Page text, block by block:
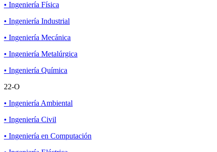
• Ingeniería Física
• Ingeniería Industrial
• Ingeniería Mecánica
• Ingeniería Metalúrgica
• Ingeniería Química
22-O
• Ingeniería Ambiental
• Ingeniería Civil
• Ingeniería en Computación